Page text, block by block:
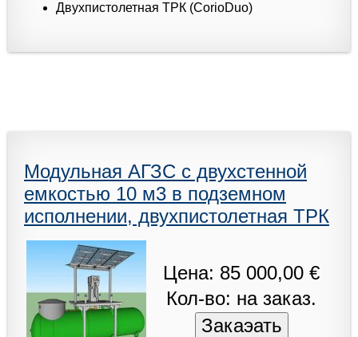
Двухпистолетная ТРК (CorioDuo)
Модульная АГЗС с двухстенной
емкостью 10 м3 в подземном
исполнении, двухпистолетная ТРК
Цена: 85 000,00 €
Кол-во: на заказ.